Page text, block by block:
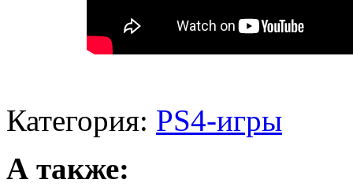
Категория: PS4-игры
А также: